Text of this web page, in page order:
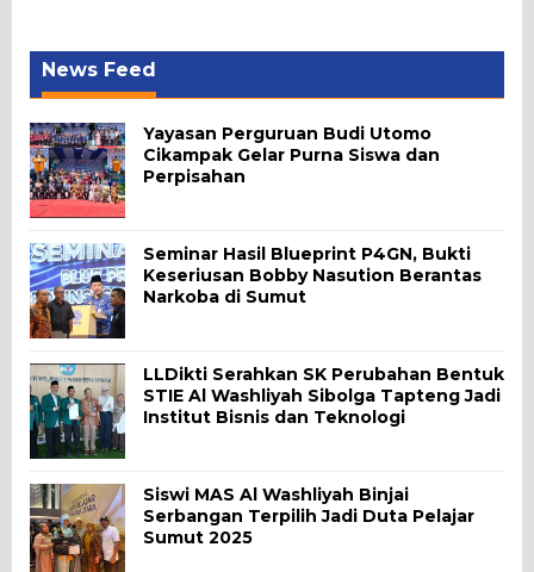
News Feed
Yayasan Perguruan Budi Utomo
Cikampak Gelar Purna Siswa dan
Perpisahan
Seminar Hasil Blueprint P4GN, Bukti
Keseriusan Bobby Nasution Berantas
Narkoba di Sumut
LLDikti Serahkan SK Perubahan Bentuk
STIE Al Washliyah Sibolga Tapteng Jadi
Institut Bisnis dan Teknologi
Siswi MAS Al Washliyah Binjai
Serbangan Terpilih Jadi Duta Pelajar
Sumut 2025